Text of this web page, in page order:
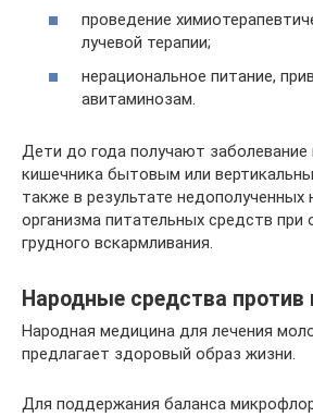
проведение
лучевой терапии;
нерациональное питание,
авитаминозам.
Дети до года получают заболевание
кишечника бытовым или
также в результате
организма питательных средств при
грудного вскармливания.
Народные средства против
Народная медицина для лечения
предлагает здоровый образ жизни.
Для поддержания баланса